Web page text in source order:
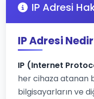
IP Adresi
IP Adresi
IP (Internet
her cihaza atanan
bilgisayarların ve